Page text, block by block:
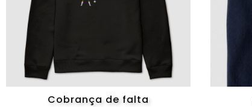
Cobrança de falta